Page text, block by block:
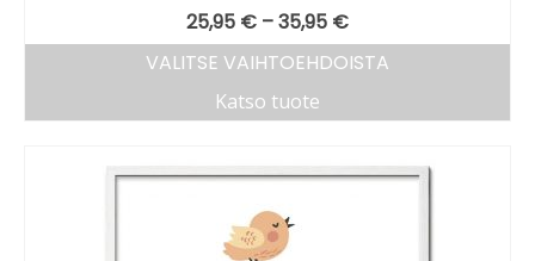
25,95 € –35,95 €
VALITSE VAIHTOEHDOISTA
Katso tuote